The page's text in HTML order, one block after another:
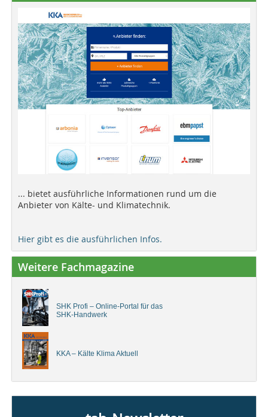
... bietet ausführliche Informationen rund um die
Anbieter von Kälte- und Klimatechnik.
Hier gibt es die ausführlichen Infos.
Weitere Fachmagazine
SHK Profi – Online-Portal für das
SHK-Handwerk
KKA – Kälte Klima Aktuell